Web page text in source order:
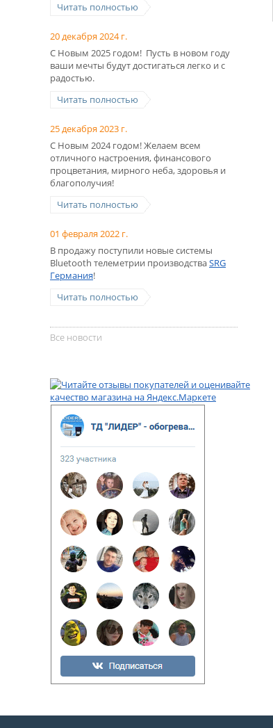
Читать полностью
20 декабря 2024 г.
С Новым 2025 годом! Пусть в новом году
ваши мечты будут достигаться легко и с
радостью.
Читать полностью
25 декабря 2023 г.
С Новым 2024 годом! Желаем всем
отличного настроения, финансового
процветания, мирного неба, здоровья и
благополучия!
Читать полностью
01 февраля 2022 г.
В продажу поступили новые системы
Bluetooth телеметрии производстваSRG
Германия!
Читать полностью
Все новости